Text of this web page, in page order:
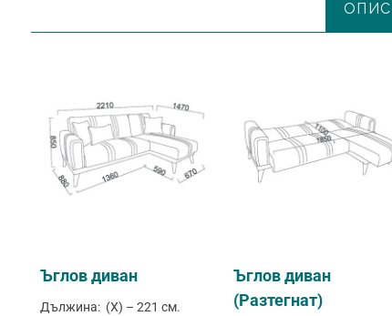
Ъглов диван
Дължина: (X) – 221 см.
Ъглов диван
(Разтегнат)